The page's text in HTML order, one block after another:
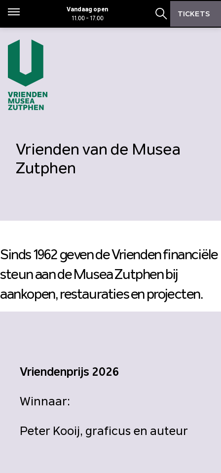
Menu
Vandaag open
11.00 - 17.00
Zoekbalk
TICKETS
Zoeken Zoeken
Vrienden van de Musea
Zutphen
Sinds 1962 geven de Vrienden financiële
steun aan de Musea Zutphen bij
aankopen, restauraties en projecten.
Vriendenprijs 2026
Winnaar:
Peter Kooij, graficus en auteur